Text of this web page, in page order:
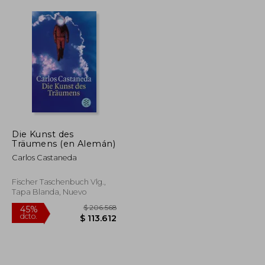
$ 93.744
Die Kunst des
Träumens (en Alemán)
Carlos Castaneda
Fischer Taschenbuch Vlg.,
Tapa Blanda, Nuevo